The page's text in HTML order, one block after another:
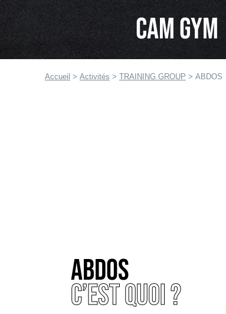
CAM GYM
Accueil > Activités > TRAINING GROUP > ABDOS
Abdos
C’est quoi ?